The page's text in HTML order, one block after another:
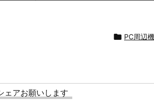
 PC周辺
ェアお願いします